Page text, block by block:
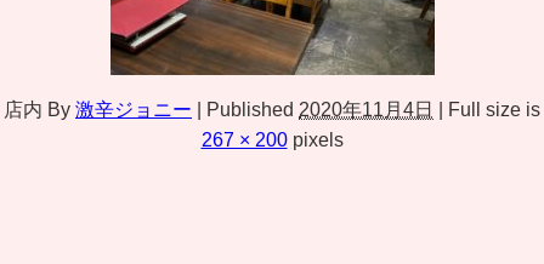
店内 By 激辛ジョニー Published 2020年11月4日
Full size is
267 × 200pixels